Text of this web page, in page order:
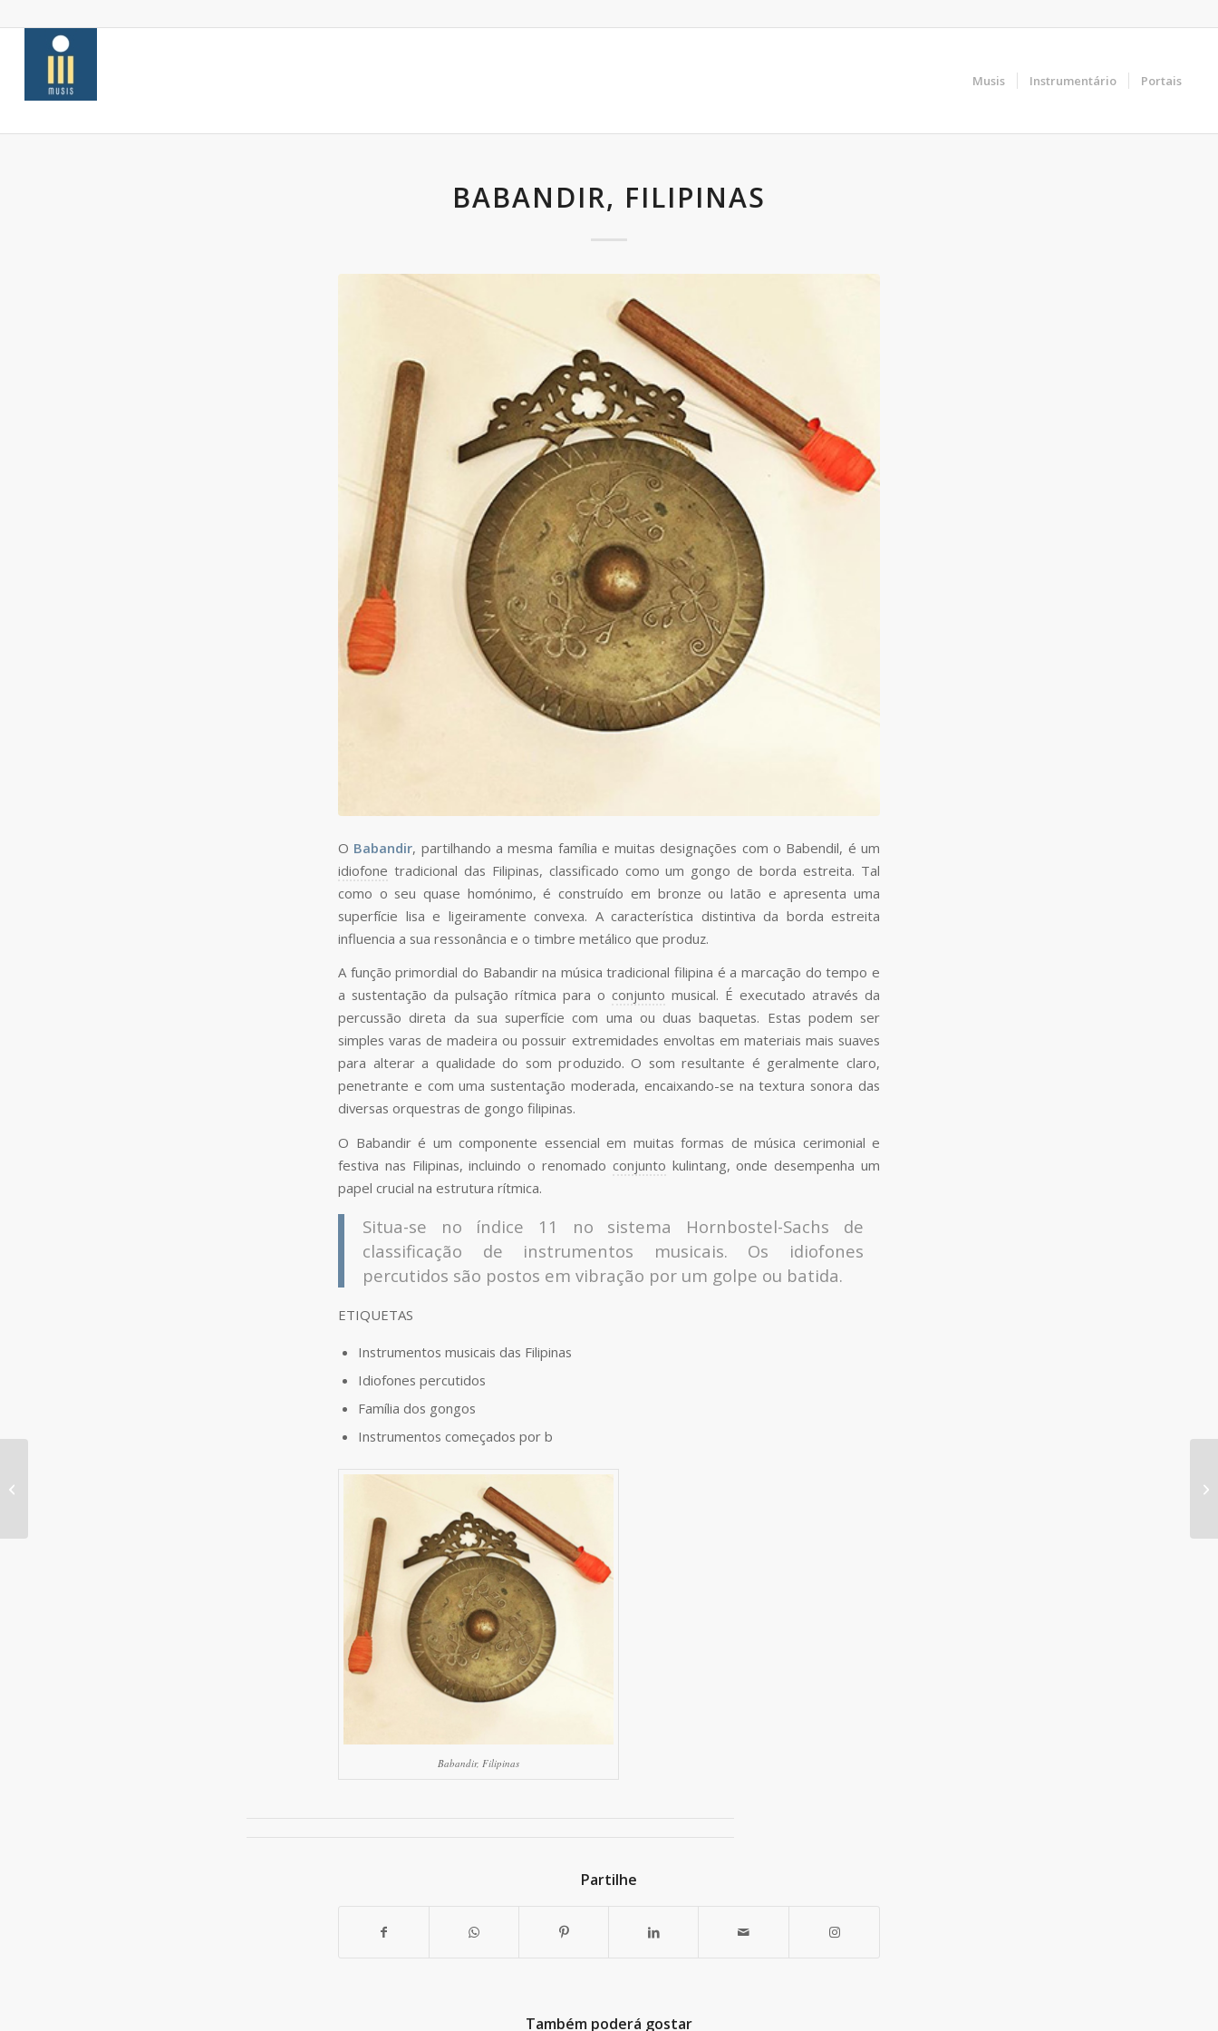
Musis Instrumentário Portais
BABANDIR, FILIPINAS
O Babandir, partilhando a mesma família e muitas designações com o Babendil, é um
idiofone tradicional das Filipinas, classificado como um gongo de borda estreita. Tal
como o seu quase homónimo, é construído em bronze ou latão e apresenta uma
superfície lisa e ligeiramente convexa. A característica distintiva da borda estreita
influencia a sua ressonância e o timbre metálico que produz.
A função primordial do Babandir na música tradicional filipina é a marcação do tempo e
a sustentação da pulsação rítmica para o conjunto musical. É executado através da
percussão direta da sua superfície com uma ou duas baquetas. Estas podem ser
simples varas de madeira ou possuir extremidades envoltas em materiais mais suaves
para alterar a qualidade do som produzido. O som resultante é geralmente claro,
penetrante e com uma sustentação moderada, encaixando-se na textura sonora das
diversas orquestras de gongo filipinas.
O Babandir é um componente essencial em muitas formas de música cerimonial e
festiva nas Filipinas, incluindo o renomado conjunto kulintang, onde desempenha um
papel crucial na estrutura rítmica.
Situa-se no índice 11 no sistema Hornbostel-Sachs de
classificação de instrumentos musicais. Os idiofones
percutidos são postos em vibração por um golpe ou batida.
ETIQUETAS
Instrumentos musicais das Filipinas
Idiofones percutidos
Família dos gongos
Instrumentos começados por b
Babandir, Filipinas
Partilhe
Também poderá gostar